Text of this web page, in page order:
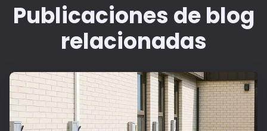
Publicaciones de blog
relacionadas